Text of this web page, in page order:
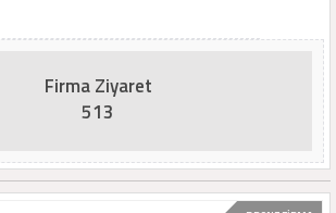
Firma Ziyaret
513